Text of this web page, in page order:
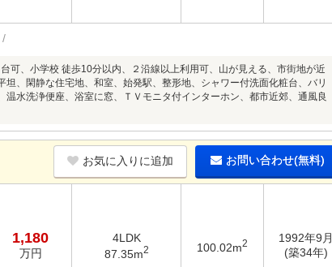
可、小学校 徒歩10分以内、２沿線以上利用可、山が見える、市街地が近
、閑静な住宅地、和室、始発駅、整形地、シャワー付洗面化粧台、バリ
水洗浄便座、浴室に窓、ＴＶモニタ付インターホン、都市近郊、通風良
お気に入りに追加 お問い合わせ(無料)
1,180
万円
4LDK
87.35m2 100.02m2
1992年9月
(築34年)